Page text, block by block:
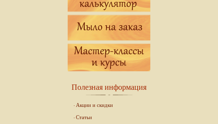
Полезная информация
Акции и скидки
Статьи